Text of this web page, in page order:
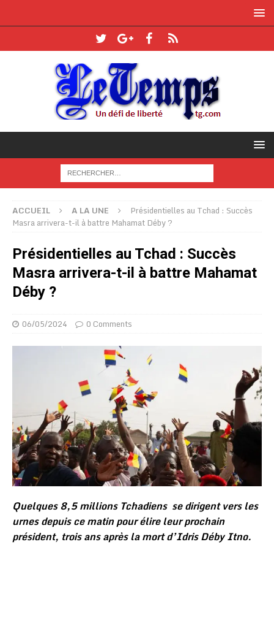
ACCUEIL A LA UNE
Présidentielles au Tchad : Succès
Masra arrivera-t-il à battre Mahamat Déby ?
Présidentielles au Tchad : Succès
Masra arrivera-t-il à battre Mahamat
Déby ?
06/05/2024 0 Comments
Quelques 8,5 millions Tchadiens se dirigent vers les
urnes depuis ce matin pour élire leur prochain
président, trois ans après la mort d’Idris Déby Itno.